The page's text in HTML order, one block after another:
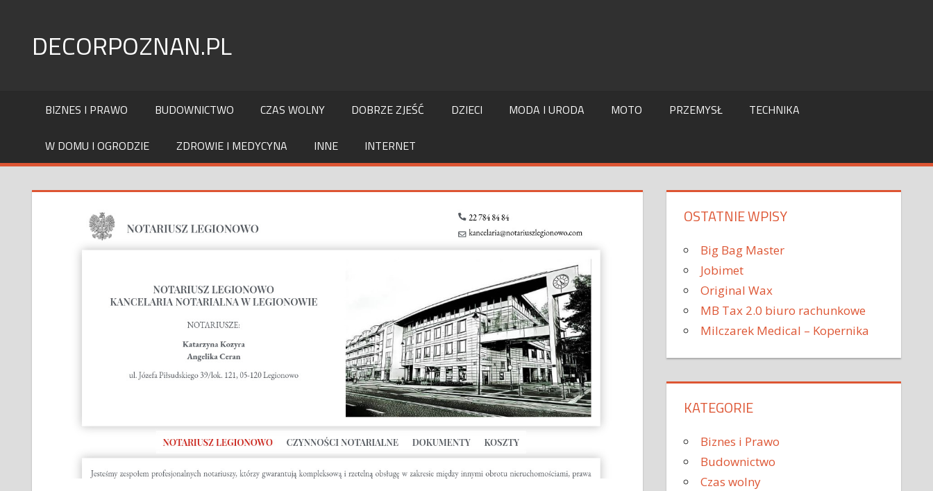
contentDECORPOZNAN.PL
BIZNES I PRAWO BUDOWNICTWO CZAS WOLNY DOBRZE ZJEŚĆ DZIECI MODA I URODA MOTO PRZEMYSŁ TECHNIKA
W DOMU I OGRODZIE ZDROWIE I MEDYCYNA INNE INTERNET
OSTATNIE WPISY
Big Bag Master
Jobimet
Original Wax
MB Tax 2.0 biuro rachunkowe
Milczarek Medical – Kopernika
KATEGORIE
Biznes i Prawo
Budownictwo
Czas wolny